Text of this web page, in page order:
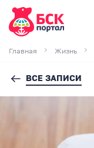
Главная Жизнь
ВСЕ ЗАПИСИ